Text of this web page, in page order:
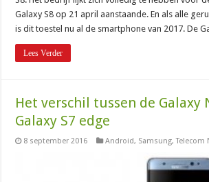
Galaxy S8 op 21 april aanstaande. En als alle
is dit toestel nu al de smartphone van 2017. De
Lees Verder
Het verschil tussen de Galaxy
Galaxy S7 edge
8 september 2016 Android, Samsung,Telecom